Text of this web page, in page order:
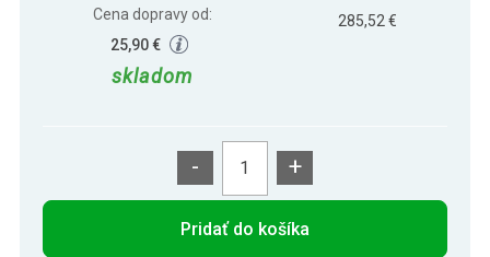
Cena dopravy od:
25,90 €
skladom
285,52 €
- +
Pridať do košíka